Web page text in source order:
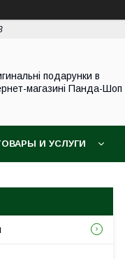
подарунки в
магазині Панда-Шоп
И УСЛУГИ